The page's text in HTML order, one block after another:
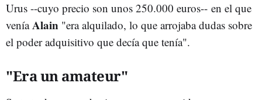
Urus --cuyo precio son unos 250.000 euros-- en el que
veníaAlain "era alquilado, lo que arrojaba dudas sobre
el poder adquisitivo que decía que tenía".
"Era un amateur"